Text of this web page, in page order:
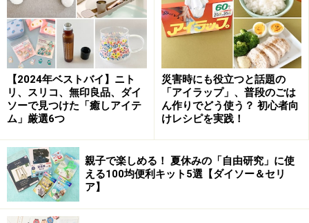
持ちもリセット
ちょっと憂鬱な月曜の朝も、頑張ろうというスイッチが入り
ます
スポンジを1週間で替えるのはもったいないと思いがち
です。でも1日にスポンジを何回使うか数えてみると、
食洗機がない我が家では1日に10回以上使っていること
がわかりました。当然しっかり乾かす時間がないので、
雑菌は増える一方です。
【2024年ベストバイ】ニト
リ、スリコ、無印良品、ダイ
ソーで見つけた「癒しアイテ
ム」厳選6つ
災害時にも役立つと話題の
「アイラップ」、普段のごは
ん作りでどう使う？ 初心者向
けレシピを実践！
親子で楽しめる！ 夏休みの「自由研究」に使
える100均便利キット5選【ダイソー＆セリ
ア】